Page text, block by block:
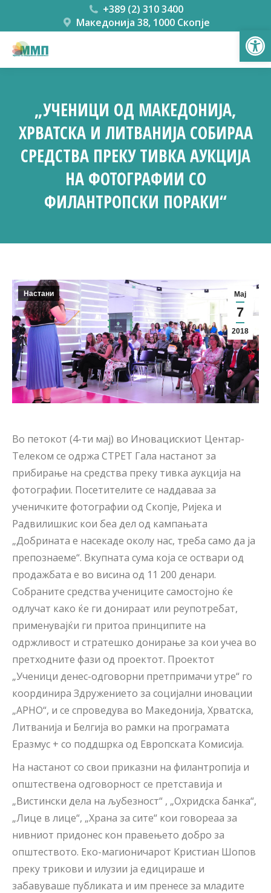
+389 (2) 310 3400
Македонија 38, 1000 Скопје
„УЧЕНИЦИ ОД МАКЕДОНИЈА,
ХРВАТСКА И ЛИТВАНИЈА СОБИРАА
СРЕДСТВА ПРЕКУ ТИВКА АУКЦИЈА
НА ФОТОГРАФИИ СО
ФИЛАНТРОПСКИ ПОРАКИ“
Мај
7
2018
Настани
Во петокот (4-ти мај) во Иновацискиот Центар-
Телеком се одржа СТРЕТ Гала настанот за
прибирање на средства преку тивка аукција на
фотографии. Посетителите се наддаваа за
ученичките фотографии од Скопје, Ријека и
Радвилишкис кои беа дел од кампањата
„Добрината е насекаде околу нас, треба само да ја
препознаеме“. Вкупната сума која се оствари од
продажбата е во висина од 11 200 денари.
Собраните средства учениците самостојно ќе
одлучат како ќе ги донираат или реупотребат,
применувајќи ги притоа принципите на
одржливост и стратешко донирање за кои учеа во
претходните фази од проектот. Проектот
„Ученици денес-одговорни претпримачи утре“ го
координира Здружението за социјални иновации
„АРНО“, и се спроведува во Македонија, Хрватска,
Литванија и Белгија во рамки на програмата
Еразмус + со поддшрка од Европската Комисија.
На настанот со свои приказни на филантропија и
општествена одговорност се претставија и
„Вистински дела на љубезност“ , „Охридска банка“,
„Лице в лице“, „Храна за сите“ кои говореаа за
нивниот придонес кон правењето добро за
општеството. Еко-магионичарот Кристиан Шопов
преку трикови и илузии ја едицираше и
забавуваше публиката и им пренесе за младите